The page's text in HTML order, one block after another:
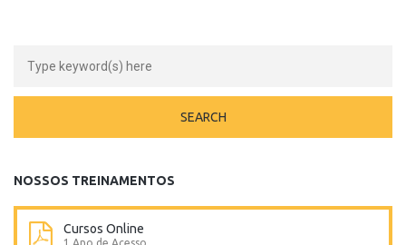
NOSSOS TREINAMENTOS
Cursos Online